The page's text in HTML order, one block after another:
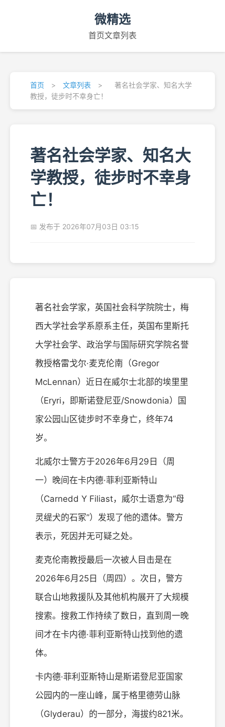
微精选
首页文章列表
首页 > 文章列表 >
著名社会学家、知名大学
教授，徒步时不幸身亡！
著名社会学家、知名大
学教授，徒步时不幸身
亡！
📅 发布于 2026年07月03日 03:15
著名社会学家，英国社会科学院院士，梅
西大学社会学系原系主任，英国布里斯托
大学社会学、政治学与国际研究学院名誉
教授格雷戈尔·麦克伦南（Gregor
McLennan）近日在威尔士北部的埃里里
（Eryri，即斯诺登尼亚/Snowdonia）国
家公园山区徒步时不幸身亡，终年74
岁。
北威尔士警方于2026年6月29日（周
一）晚间在卡内德·菲利亚斯特山
（Carnedd Y Filiast，威尔士语意为“母
灵缇犬的石冢”）发现了他的遗体。警方
表示，死因并无可疑之处。
麦克伦南教授最后一次被人目击是在
2026年6月25日（周四）。次日，警方
联合山地救援队及其他机构展开了大规模
搜索。搜救工作持续了数日，直到周一晚
间才在卡内德·菲利亚斯特山找到他的遗
体。
卡内德·菲利亚斯特山是斯诺登尼亚国家
公园内的一座山峰，属于格里德劳山脉
（Glyderau）的一部分，海拔约821米。